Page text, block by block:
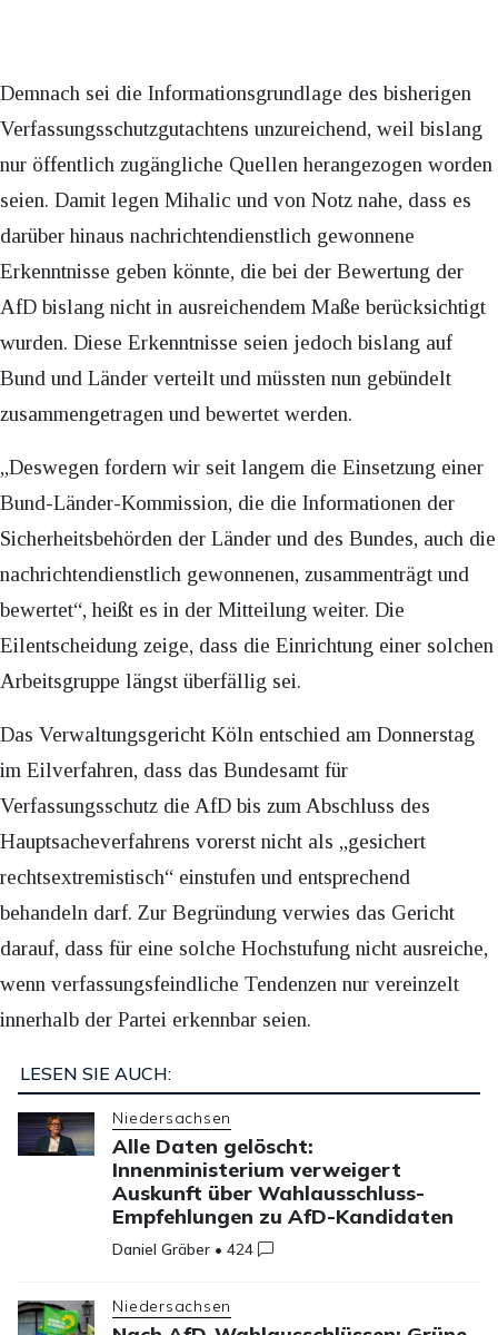
Demnach sei die Informationsgrundlage des bisherigen
Verfassungsschutzgutachtens unzureichend, weil bislang
nur öffentlich zugängliche Quellen herangezogen worden
seien. Damit legen Mihalic und von Notz nahe, dass es
darüber hinaus nachrichtendienstlich gewonnene
Erkenntnisse geben könnte, die bei der Bewertung der
AfD bislang nicht in ausreichendem Maße berücksichtigt
wurden. Diese Erkenntnisse seien jedoch bislang auf
Bund und Länder verteilt und müssten nun gebündelt
zusammengetragen und bewertet werden.
„Deswegen fordern wir seit langem die Einsetzung einer
Bund-Länder-Kommission, die die Informationen der
Sicherheitsbehörden der Länder und des Bundes, auch die
nachrichtendienstlich gewonnenen, zusammenträgt und
bewertet“, heißt es in der Mitteilung weiter. Die
Eilentscheidung zeige, dass die Einrichtung einer solchen
Arbeitsgruppe längst überfällig sei.
Das Verwaltungsgericht Köln entschied am Donnerstag
im Eilverfahren, dass das Bundesamt für
Verfassungsschutz die AfD bis zum Abschluss des
Hauptsacheverfahrens vorerst nicht als „gesichert
rechtsextremistisch“ einstufen und entsprechend
behandeln darf. Zur Begründung verwies das Gericht
darauf, dass für eine solche Hochstufung nicht ausreiche,
wenn verfassungsfeindliche Tendenzen nur vereinzelt
innerhalb der Partei erkennbar seien.
LESEN SIE AUCH:
Niedersachsen
Alle Daten gelöscht:
Innenministerium verweigert
Auskunft über Wahlausschluss-
Empfehlungen zu AfD-Kandidaten
Daniel Gräber •424
Niedersachsen